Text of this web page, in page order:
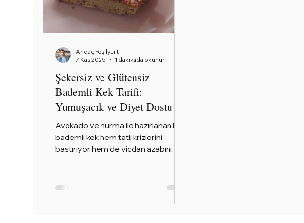
Şekersiz ve Glütensiz
Bademli Kek Tarifi:
Yumuşacık ve Diyet Dostu!
Avokado ve hurma ile hazırlanan bu
bademli kek hem tatlı krizlerini
bastırıyor hem de vicdan azabını
olsa” diyenler için nefis bir tarif
un, şeker veya tereyağı olmadan
Andaç Yeşilyurt
7 Kas 2025
1 dakikada okunur